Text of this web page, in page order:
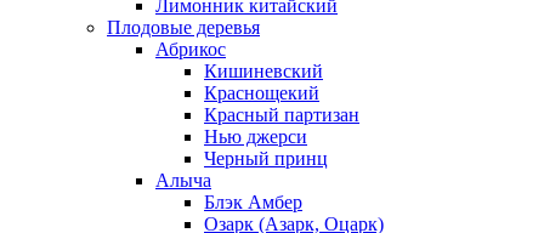
Лимонник китайский
Плодовые деревья
Абрикос
Кишиневский
Краснощекий
Красный партизан
Нью джерси
Черный принц
Алыча
Блэк Амбер
Озарк (Азарк, Оцарк)